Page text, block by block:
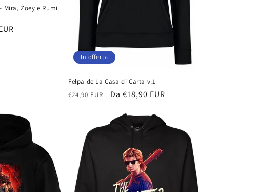
Zoey e Rumi
In offerta
Felpa de La Casa di Carta v.1
Prezzo
€24,90 EUR
Prezzo
Da €18,90 EUR